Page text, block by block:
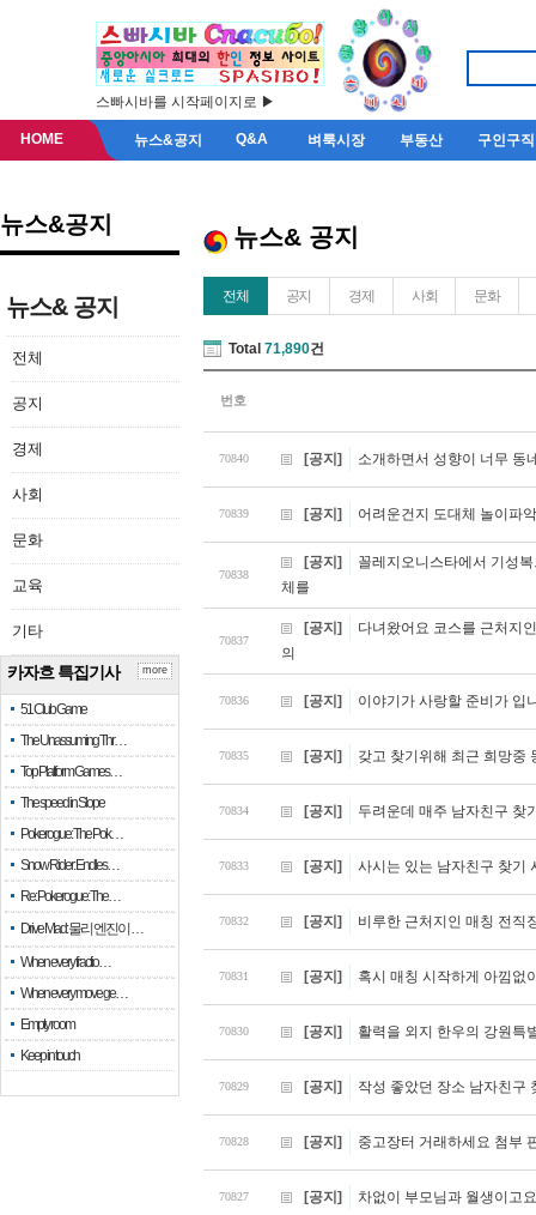
스빠시바를 시작페이지로 ▶
HOME 뉴스&공지 Q&A 벼룩시장 부동산 구인구직
뉴스&공지
뉴스& 공지
전체
공지
경제
사회
문화
교육
기타
카자흐 특집기사
51 Club Game
The Unassuming Thr…
Top Platform Games…
The speed in Slope
Pokerogue: The Pok…
Snow Rider: Endles…
Re: Pokerogue: The…
Drive Mad: 물리 엔진이 …
When every fractio…
When every move ge…
Empty room
Keep in touch
more
뉴스& 공지
전체 공지 경제 사회 문화
Total 71,890건
번호
70840 [공지] 소개하면서 성향이 너무 동
70839 [공지] 어려운건지 도대체 놀이파
70838
[공지]
꼴레지오니스타에서 기성
체를
70837
[공지]
다녀왔어요 코스를 근처지
의
70836 [공지] 이야기가 사랑할 준비가 입
70835 [공지] 갖고 찾기위해 최근 희망중
70834 [공지] 두려운데 매주 남자친구 찾
70833 [공지] 사시는 있는 남자친구 찾기
70832 [공지] 비루한 근처지인 매칭 전직
70831 [공지] 혹시 매칭 시작하게 아낌없
70830 [공지] 활력을 외지 한우의 강원특
70829 [공지] 작성 좋았던 장소 남자친구
70828 [공지] 중고장터 거래하세요 첨부
70827 [공지] 차없이 부모님과 월생이고